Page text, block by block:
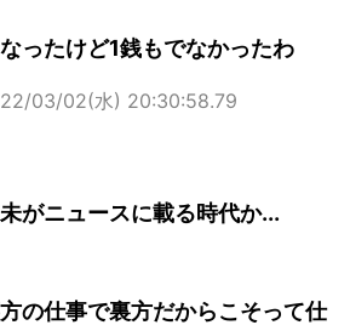
ったけど1銭もでなかったわ
03/02(水) 20:30:58.79
がニュースに載る時代か...
の仕事で裏方だからこそって仕